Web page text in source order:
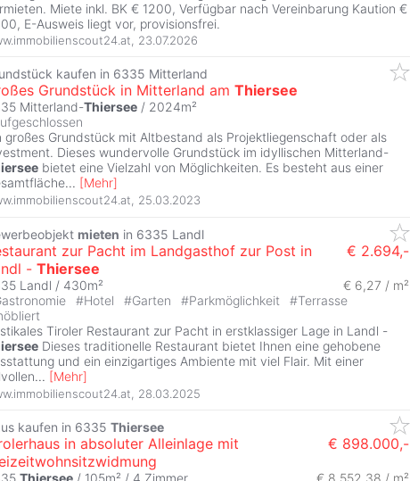
Miete inkl. BK € 1200, Verfügbar nach Vereinbarung Kaution €
E-Ausweis liegt vor, provisionsfrei.
, 23.07.2026
kaufen in 6335 Mitterland
Grundstück in Mitterland am Thiersee
Mitterland-Thiersee / 2024m²
großes Grundstück mit Altbestand als Projektliegenschaft oder als
Dieses wundervolle Grundstück im idyllischen Mitterland-
bietet eine Vielzahl von Möglichkeiten. Es besteht aus einer
... [Mehr]
25.03.2023
mieten in 6335 Landl
zur Pacht im Landgasthof zur Post in
- Thiersee
€ 2.694,-
Landl / 430m²
€ 6,27 / m²
#Hotel #Garten #Parkmöglichkeit #Terrasse
Tiroler Restaurant zur Pacht in erstklassiger Lage in Landl -
Dieses traditionelle Restaurant bietet Ihnen eine gehobene
und ein einzigartiges Ambiente mit viel Flair. Mit einer
... [Mehr]
28.03.2025
kaufen in 6335 Thiersee
in absoluter Alleinlage mit
€ 898.000,-
Thiersee / 105m² / 4 Zimmer
€ 8.552,38 / m²